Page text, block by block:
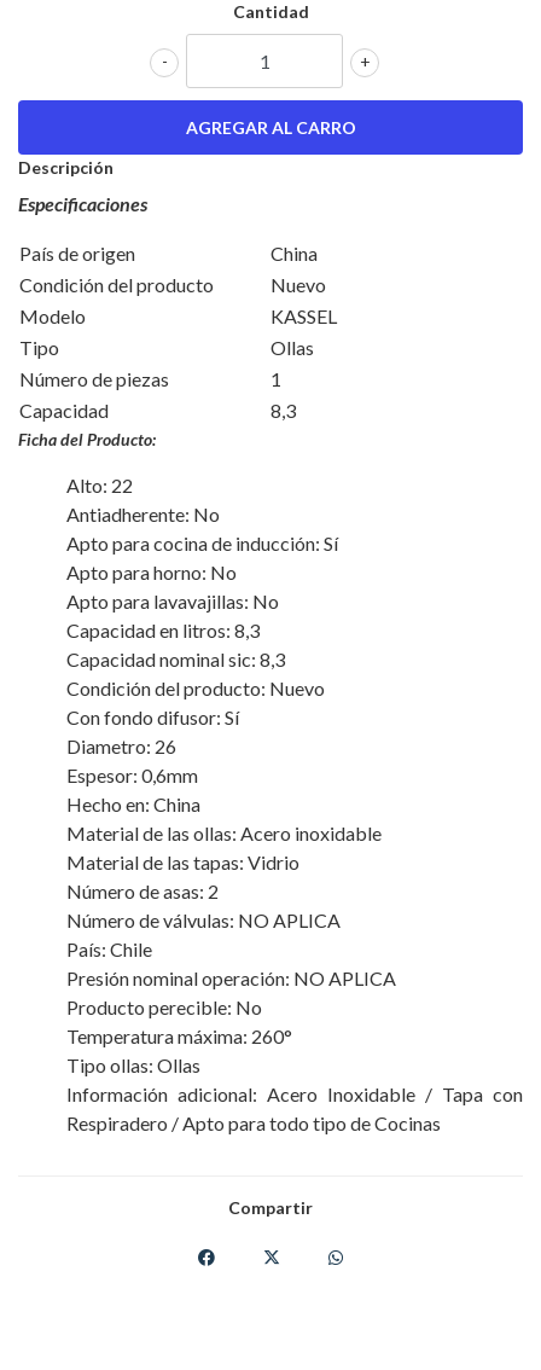
Cantidad
+
-
Descripción
Especificaciones
País de origen
China
Condición del producto
Nuevo
Modelo
KASSEL
Tipo
Ollas
Número de piezas
1
Capacidad
8,3
Ficha del Producto:
Alto: 22
Antiadherente: No
Apto para cocina de inducción: Sí
Apto para horno: No
Apto para lavavajillas: No
Capacidad en litros: 8,3
Capacidad nominal sic: 8,3
Condición del producto: Nuevo
Con fondo difusor: Sí
Diametro: 26
Espesor: 0,6mm
Hecho en: China
Material de las ollas: Acero inoxidable
Material de las tapas: Vidrio
Número de asas: 2
Número de válvulas: NO APLICA
País: Chile
Presión nominal operación: NO APLICA
Producto perecible: No
Temperatura máxima: 260°
Tipo ollas: Ollas
Información adicional: Acero Inoxidable / Tapa con
Respiradero / Apto para todo tipo de Cocinas
Compartir